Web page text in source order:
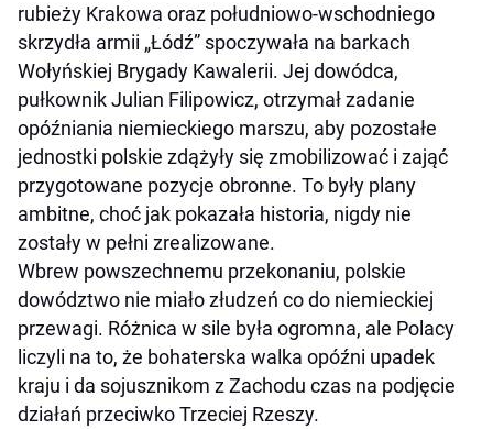
rubieży Krakowa oraz południowo-wschodniego
skrzydła armii „Łódź” spoczywała na barkach
Wołyńskiej Brygady Kawalerii. Jej dowódca,
pułkownik Julian Filipowicz, otrzymał zadanie
opóźniania niemieckiego marszu, aby pozostałe
jednostki polskie zdążyły się zmobilizować i zająć
przygotowane pozycje obronne. To były plany
ambitne, choć jak pokazała historia, nigdy nie
zostały w pełni zrealizowane.
Wbrew powszechnemu przekonaniu, polskie
dowództwo nie miało złudzeń co do niemieckiej
przewagi. Różnica w sile była ogromna, ale Polacy
liczyli na to, że bohaterska walka opóźni upadek
kraju i da sojusznikom z Zachodu czas na podjęcie
działań przeciwko Trzeciej Rzeszy.